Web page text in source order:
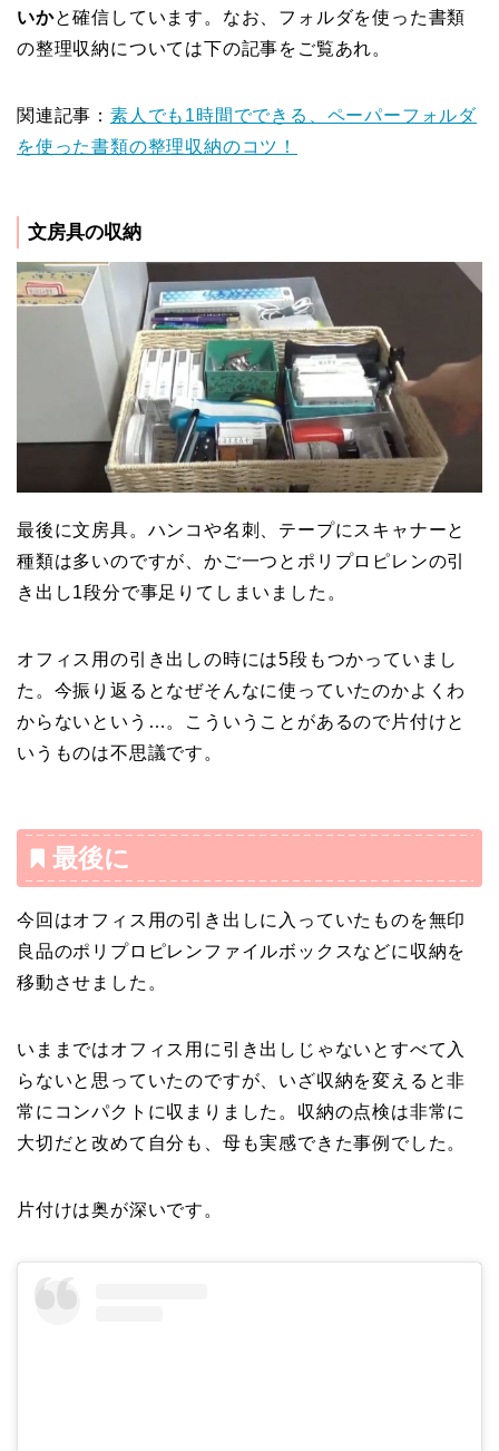
いかと確信しています。なお、フォルダを使った書類
の整理収納については下の記事をご覧あれ。
関連記事： 素人でも1時間でできる、ペーパーフォルダ
を使った書類の整理収納のコツ！
文房具の収納
最後に文房具。ハンコや名刺、テープにスキャナーと
種類は多いのですが、かご一つとポリプロピレンの引
き出し1段分で事足りてしまいました。
オフィス用の引き出しの時には5段もつかっていまし
た。今振り返るとなぜそんなに使っていたのかよくわ
からないという…。こういうことがあるので片付けと
いうものは不思議です。
最後に
今回はオフィス用の引き出しに入っていたものを無印
良品のポリプロピレンファイルボックスなどに収納を
移動させました。
いままではオフィス用に引き出しじゃないとすべて入
らないと思っていたのですが、いざ収納を変えると非
常にコンパクトに収まりました。収納の点検は非常に
大切だと改めて自分も、母も実感できた事例でした。
片付けは奥が深いです。